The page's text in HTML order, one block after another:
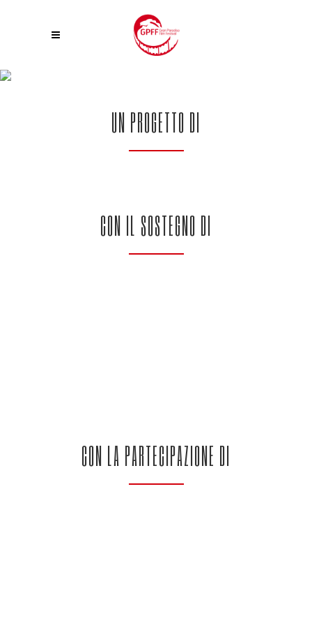
UN PROGETTO DI
CON IL SOSTEGNO DI
CON LA PARTECIPAZIONE DI